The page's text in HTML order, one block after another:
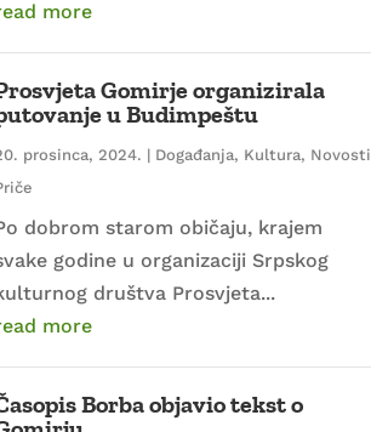
more
Gomirje organizirala
u Budimpeštu
prosinca, 2024. | Događanja, Kultura, Novosti
dobrom starom običaju, krajem
godine u organizaciji Srpskog
društva Prosvjeta...
more
Borba objavio tekst o